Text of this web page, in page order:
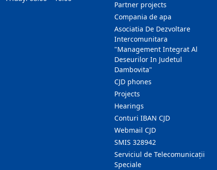
Partner projects
Compania de apa
Asociatia De Dezvoltare
Intercomunitara
"Management Integrat Al
Deseurilor In Judetul
Dambovita"
CJD phones
Projects
Hearings
Conturi IBAN CJD
Webmail CJD
SMIS 328942
Serviciul de Telecomunicații
Speciale